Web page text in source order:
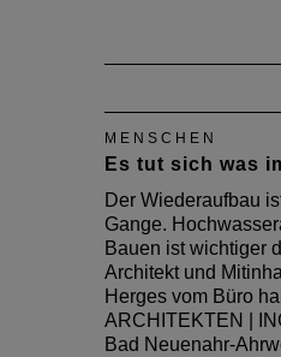
MENSCHEN
Es tut sich was
Der Wiederaufbau
Gange.
Bauen ist wichtiger
Architekt und
Herges vom Büro
ARCHITEKTEN |
Bad Neuenahr-